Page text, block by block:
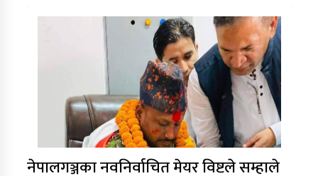
नेपालगञ्जका नवनिर्वाचित मेयर विष्टले सम्हाले